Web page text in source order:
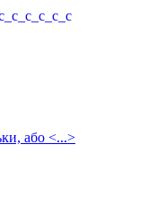
або <...>